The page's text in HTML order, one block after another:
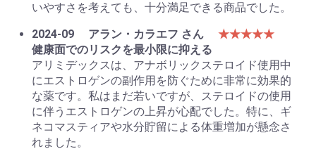
いやすさを考えても、十分満足できる商品でした。
2024-09
アラン・カラエフ さん
★★★★★
健康面でのリスクを最小限に抑える
アリミデックスは、アナボリックステロイド使用中
にエストロゲンの副作用を防ぐために非常に効果的
な薬です。私はまだ若いですが、ステロイドの使用
に伴うエストロゲンの上昇が心配でした。特に、ギ
ネコマスティアや水分貯留による体重増加が懸念さ
れました。